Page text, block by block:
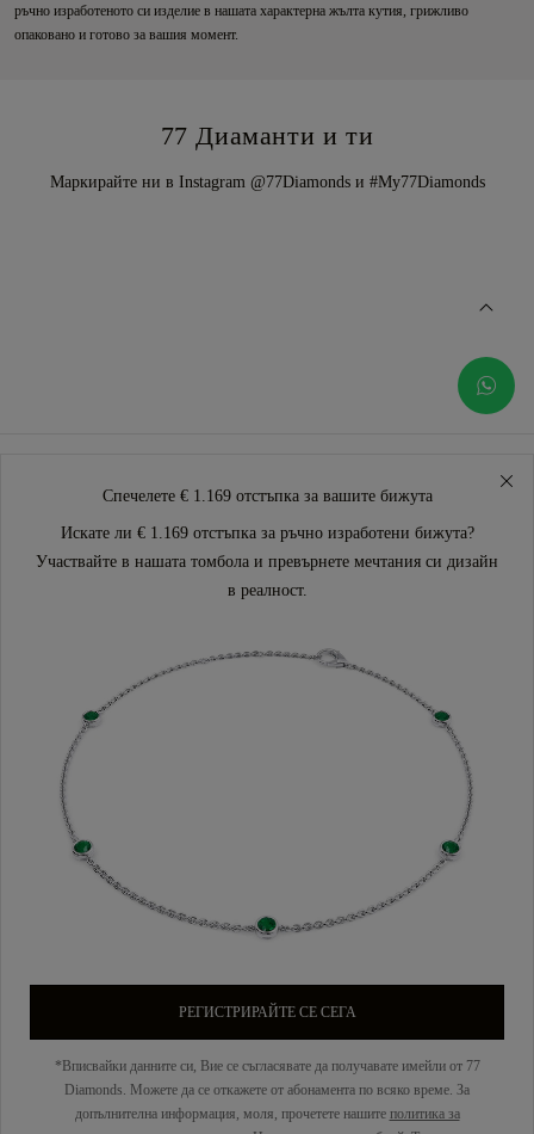
ръчно изработеното си изделие в нашата характерна жълта кутия, грижливо
опаковано и готово за вашия момент.
77 Диаманти и ти
Маркирайте ни в Instagram @77Diamonds и #My77Diamonds
Спечелете € 1.169 отстъпка за вашите бижута
Искате ли € 1.169 отстъпка за ръчно изработени бижута?
Участвайте в нашата томбола и превърнете мечтания си дизайн
в реалност.
РЕГИСТРИРАЙТЕ СЕ СЕГА
*Вписвайки данните си, Вие се съгласявате да получавате имейли от 77
Diamonds. Можете да се откажете от абонамента по всяко време. За
допълнителна информация, моля, прочетете нашите политика за